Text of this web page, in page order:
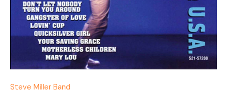
Steve Miller Band